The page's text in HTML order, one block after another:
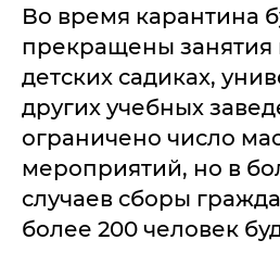
Во время карантина
прекращены занятия
детских садиках,
других учебных
ограничено число
мероприятий, но в
случаев сборы
более 200 человек